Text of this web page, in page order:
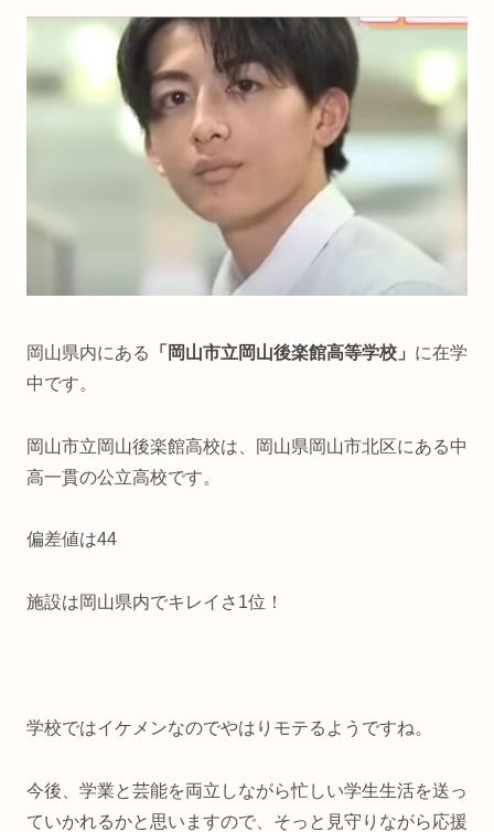
岡山県内にある 「岡山市立岡山後楽館高等学校」 に在学
中です。
岡山市立岡山後楽館高校は、岡山県岡山市北区にある中
高一貫の公立高校です。
偏差値は44
施設は岡山県内でキレイさ1位！
学校ではイケメンなのでやはりモテるようですね。
今後、学業と芸能を両立しながら忙しい学生生活を送っ
ていかれるかと思いますので、そっと見守りながら応援